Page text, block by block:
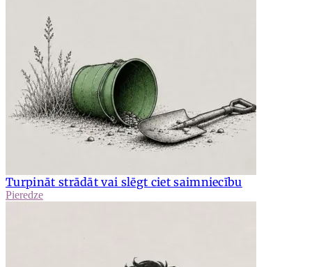
Turpināt strādāt vai slēgt ciet saimniecību
Pieredze